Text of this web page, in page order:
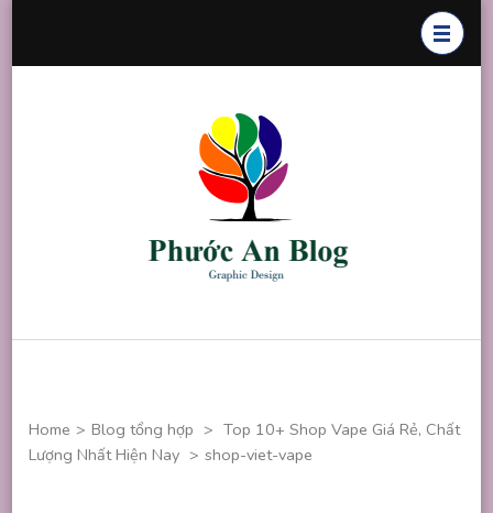
Home > Blog tổng hợp > Top 10+ Shop Vape Giá Rẻ, Chất
Lượng Nhất Hiện Nay > shop-viet-vape